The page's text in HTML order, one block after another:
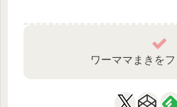
ワーママまきを